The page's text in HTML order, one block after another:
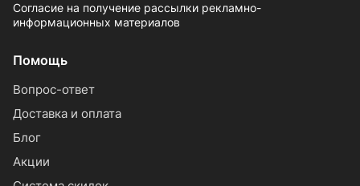
Согласие на получение рассылки рекламно-
информационных материалов
Помощь
Вопрос-ответ
Доставка и оплата
Блог
Акции